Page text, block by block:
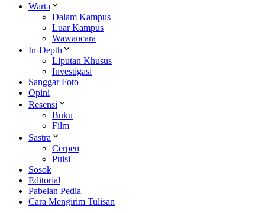
Warta
Dalam Kampus
Luar Kampus
Wawancara
In-Depth
Liputan Khusus
Investigasi
Sanggar Foto
Opini
Resensi
Buku
Film
Sastra
Cerpen
Puisi
Sosok
Editorial
Pabelan Pedia
Cara Mengirim Tulisan